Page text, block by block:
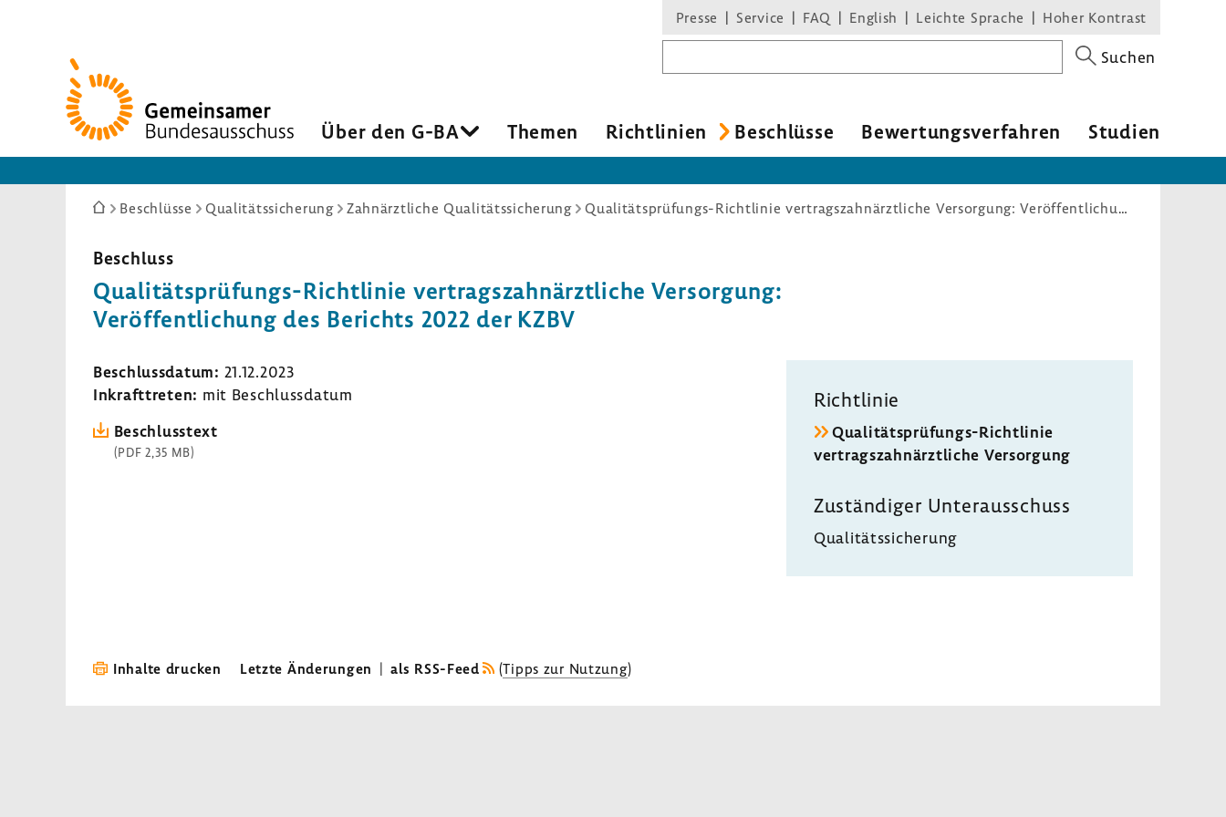
Zur
Startseite
Presse Service FAQ English Leichte Sprache Hoher Kontrast
Suchen
Über den G-BA Themen Richt­li­nien Beschlüsse Bewer­tungs­ver­fahren Studien
Sie
hier:
Beschlüsse Qualitätssicherung Zahnärztliche Qualitätssicherung Qualitätsprüfungs-Richtlinie vertragszahnärztliche Versorgung: Veröffentlichung des Berichts 2022 der KZBV
Beschluss
Qualitätsprüfungs-​Richtlinie vertrags­zahn­ärzt­liche Versor­gung:
Veröf­fent­li­chung des Berichts 2022 der KZBV
Beschluss­datum: 21.12.2023
Inkraft­treten: mit Beschluss­datum
Beschluss­text
(PDF 2,35 MB)
Richt­linie
Qualitätsprüfungs-​Richtlinie
vertrags­zahn­ärzt­liche Versor­gung
Zustän­diger Unter­aus­schuss
Quali­täts­si­che­rung
Inhalte drucken Letzte Änderungen | als RSS-Feed (Tipps zur Nutzung)